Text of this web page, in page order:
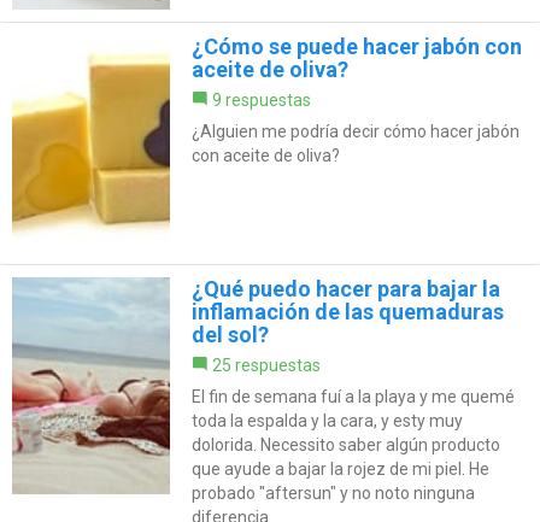
¿Cómo se puede hacer jabón con
aceite de oliva?
9 respuestas
¿Alguien me podría decir cómo hacer jabón
con aceite de oliva?
¿Qué puedo hacer para bajar la
inflamación de las quemaduras
del sol?
25 respuestas
El fin de semana fuí a la playa y me quemé
toda la espalda y la cara, y esty muy
dolorida. Necessito saber algún producto
que ayude a bajar la rojez de mi piel. He
probado "aftersun" y no noto ninguna
diferencia.